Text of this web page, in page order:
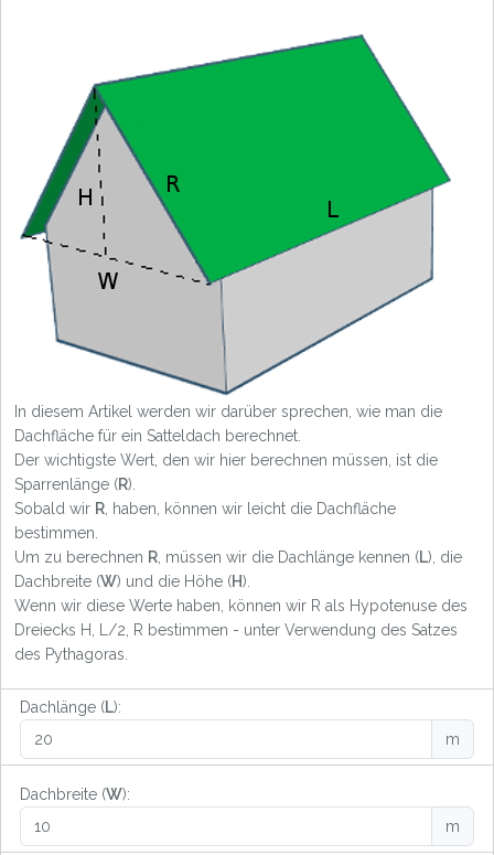
In diesem Artikel werden wir darüber sprechen, wie man die
Dachfläche für ein Satteldach berechnet.
Der wichtigste Wert, den wir hier berechnen müssen, ist die
Sparrenlänge (R).
Sobald wir R, haben, können wir leicht die Dachfläche
bestimmen.
Um zu berechnen R, müssen wir die Dachlänge kennen (L), die
Dachbreite (W) und die Höhe (H).
Wenn wir diese Werte haben, können wir R als Hypotenuse des
Dreiecks H, L/2, R bestimmen - unter Verwendung des Satzes
des Pythagoras.
Dachlänge (L):
m
Dachbreite (W):
m